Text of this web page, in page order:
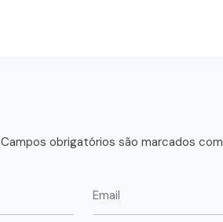
Campos obrigatórios são marcados com